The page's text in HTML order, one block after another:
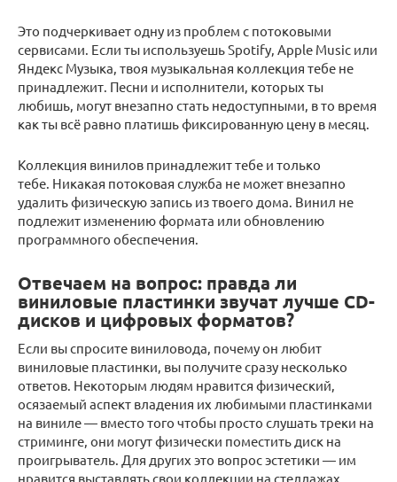
Это подчеркивает одну из проблем с потоковыми
сервисами. Если ты используешь Spotify, Apple Music или
Яндекс Музыка, твоя музыкальная коллекция тебе не
принадлежит. Песни и исполнители, которых ты
любишь, могут внезапно стать недоступными, в то время
как ты всё равно платишь фиксированную цену в месяц.
Коллекция винилов принадлежит тебе и только
тебе. Никакая потоковая служба не может внезапно
удалить физическую запись из твоего дома. Винил не
подлежит изменению формата или обновлению
программного обеспечения.
Отвечаем на вопрос: правда ли
виниловые пластинки звучат лучше CD-
дисков и цифровых форматов?
Если вы спросите виниловода, почему он любит
виниловые пластинки, вы получите сразу несколько
ответов. Некоторым людям нравится физический,
осязаемый аспект владения их любимыми пластинками
на виниле — вместо того чтобы просто слушать треки на
стриминге, они могут физически поместить диск на
проигрыватель. Для других это вопрос эстетики — им
нравится выставлять свои коллекции на стеллажах,